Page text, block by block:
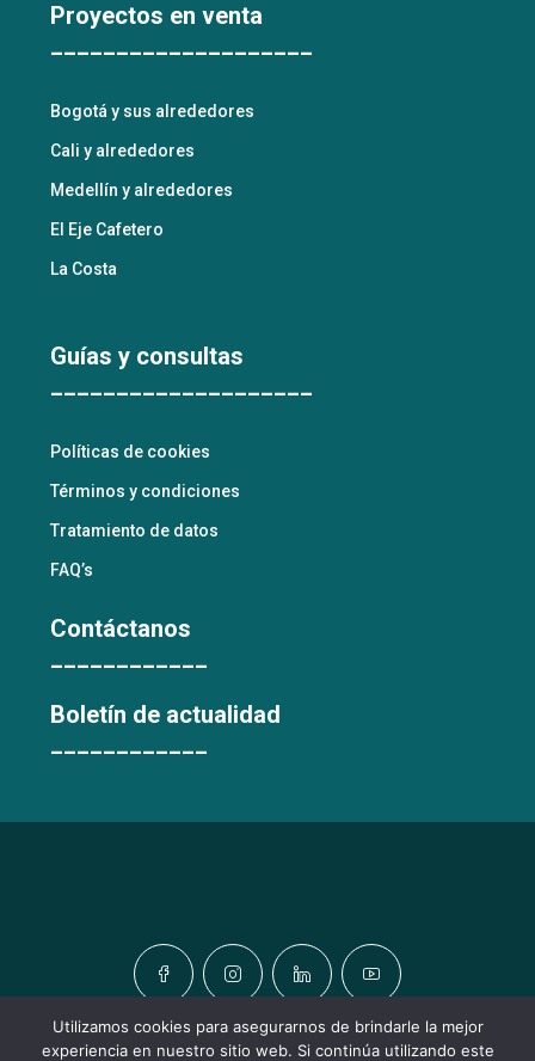
Proyectos en venta
____________________
Bogotá y sus alrededores
Cali y alrededores
Medellín y alrededores
El Eje Cafetero
La Costa
Guías y consultas
____________________
Políticas de cookies
Términos y condiciones
Tratamiento de datos
FAQ’s
Contáctanos
____________
Boletín de actualidad
____________
© TODOS LOS DERECHOS RESERVADOS © URBATIC HOMES
Utilizamos cookies para asegurarnos de brindarle la mejor
experiencia en nuestro sitio web. Si continúa utilizando este